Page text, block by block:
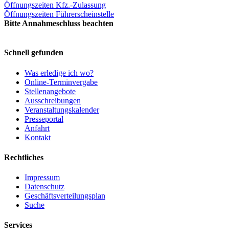
Öffnungszeiten Kfz.-Zulassung
Öffnungszeiten Führerscheinstelle
Bitte Annahmeschluss beachten
Schnell gefunden
Was erledige ich wo?
Online-Terminvergabe
Stellenangebote
Ausschreibungen
Veranstaltungskalender
Presseportal
Anfahrt
Kontakt
Rechtliches
Impressum
Datenschutz
Geschäftsverteilungsplan
Suche
Services